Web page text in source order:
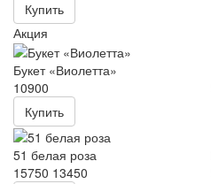
Купить
Акция
Букет «Виолетта»
10900
Купить
51 белая роза
15750 13450